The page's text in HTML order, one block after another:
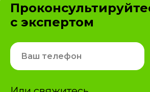
с экспертом